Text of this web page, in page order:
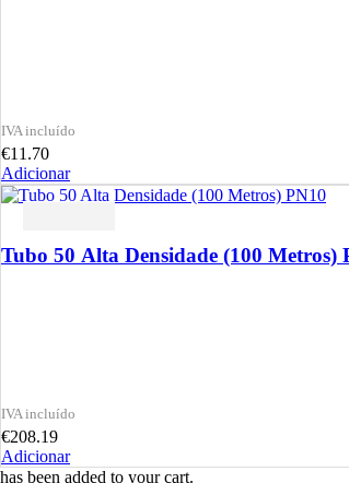
€11.70
Adicionar
Tubo 50 Alta Densidade (100 Metros)
€208.19
Adicionar
has been added to your cart.